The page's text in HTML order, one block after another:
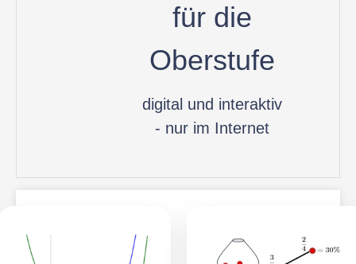
für die
Oberstufe
digital und interaktiv
- nur im Internet